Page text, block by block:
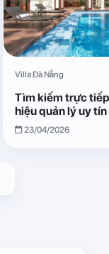
Villa Đà Nẵng
Tìm kiếm trực
hiệu quản lý uy
Giải pháp vận
quả, minh bạch
23/04/2026